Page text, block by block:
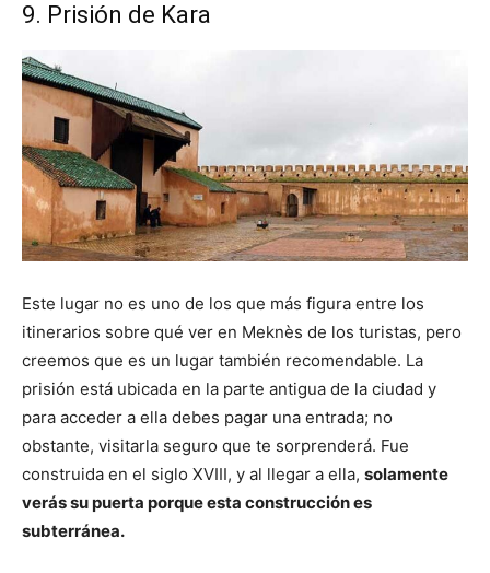
9. Prisión de Kara
Este lugar no es uno de los que más figura entre los
itinerarios sobre qué ver en Meknès de los turistas, pero
creemos que es un lugar también recomendable. La
prisión está ubicada en la parte antigua de la ciudad y
para acceder a ella debes pagar una entrada; no
obstante, visitarla seguro que te sorprenderá. Fue
construida en el siglo XVIII, y al llegar a ella, solamente
verás su puerta porque esta construcción es
subterránea.